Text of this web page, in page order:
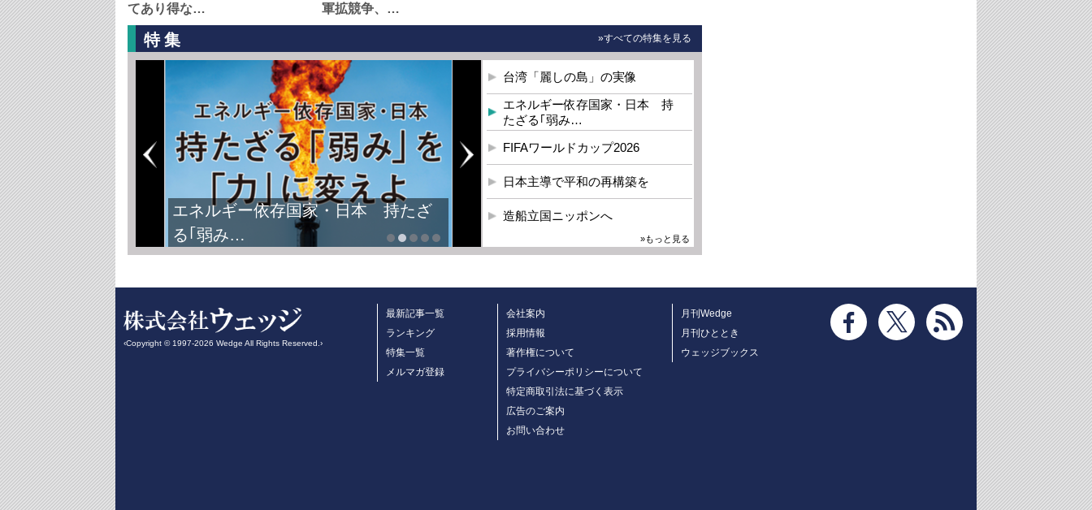
てあり得な…
軍拡競争、…
特集 »すべての特集を見る
FIFAワールドカップ2026
台湾「麗しの島」の実像
エネルギー依存国家・日本 持
たざる｢弱み…
FIFAワールドカップ2026
日本主導で平和の再構築を
造船立国ニッポンへ
»もっと見る
‹Copyright © 1997-2026 Wedge All Rights Reserved.›
最新記事一覧
ランキング
特集一覧
メルマガ登録
会社案内
採用情報
著作権について
プライバシーポリシーについて
特定商取引法に基づく表示
広告のご案内
お問い合わせ
月刊Wedge
月刊ひととき
ウェッジブックス